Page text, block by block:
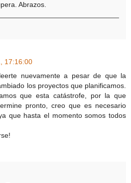
Abrazos.
17:16:00
nuevamente a pesar de que la
los proyectos que planificamos.
que esta catástrofe, por la que
pronto, creo que es necesario
que hasta el momento somos todos